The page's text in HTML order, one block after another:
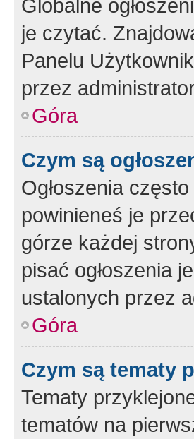
Globalne
je czytać.
Panelu
przez
Góra
Czym są
Ogłoszenia
powinieneś je
górze każdej
pisać ogłoszenia
ustalonych przez
Góra
Czym są tematy
Tematy
tematów na